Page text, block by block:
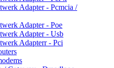
Adapter - Pcmcia /
Adapter - Poe
Adapter - Usb
Adapterr - Pci